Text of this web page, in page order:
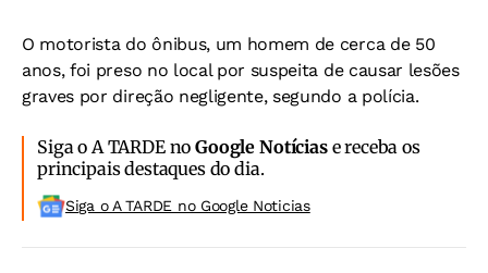
O motorista do ônibus, um homem de cerca de 50
anos, foi preso no local por suspeita de causar lesões
graves por direção negligente, segundo a polícia.
Siga o A TARDE noGoogle Notíciase receba os
principais destaques do dia.
Siga o A TARDE no Google Noticias